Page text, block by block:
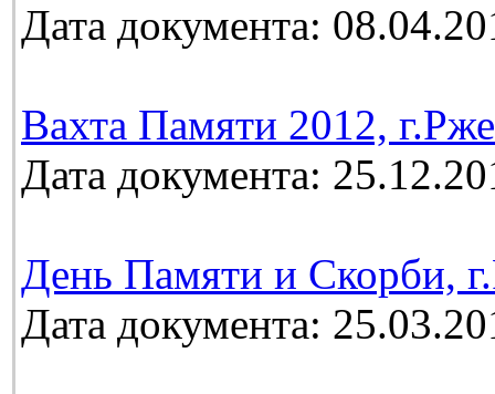
Дата документа:
Вахта Памяти 2012,
Дата документа:
День Памяти и Скорби,
Дата документа: